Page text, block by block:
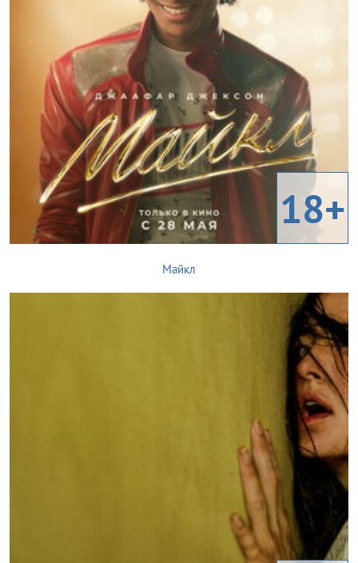
18+
Майкл